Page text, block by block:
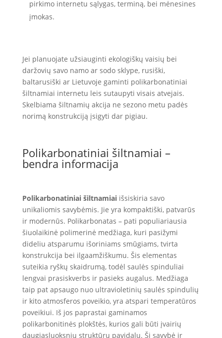
pirkimo internetu sąlygas, terminą, bei mėnesines
įmokas.
Jei planuojate užsiauginti ekologiškų vaisių bei
daržovių savo namo ar sodo sklype, rusiški,
baltarusiški ar Lietuvoje gaminti polikarbonatiniai
šiltnamiai internetu leis sutaupyti visais atvejais.
Skelbiama šiltnamių akcija ne sezono metu padės
norimą konstrukciją įsigyti dar pigiau.
Polikarbonatiniai šiltnamiai –
bendra informacija
Polikarbonatiniai šiltnamiaiišsiskiria savo
unikaliomis savybėmis. Jie yra kompaktiški, patvarūs
ir modernūs. Polikarbonatas – pati populiariausia
šiuolaikinė polimerinė medžiaga, kuri pasižymi
dideliu atsparumu išoriniams smūgiams, tvirta
konstrukcija bei ilgaamžiškumu. Šis elementas
suteikia ryškų skaidrumą, todėl saulės spinduliai
lengvai prasiskverbs ir pasieks augalus. Medžiaga
taip pat apsaugo nuo ultravioletinių saulės spindulių
ir kito atmosferos poveikio, yra atspari temperatūros
poveikiui. Iš jos paprastai gaminamos
polikarbonitinės plokštės, kurios gali būti įvairių
daugiasluoksnių struktūrų pavidalu. Ši savybė ir